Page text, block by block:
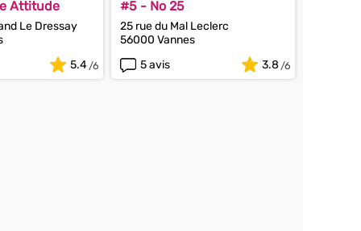
Attitude
Le Dressay
5.4
#5 - No 25
25 rue du Mal Leclerc
56000 Vannes
5 avis
3.8